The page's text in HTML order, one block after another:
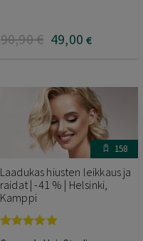
90,90€ 49,00 €
158
Laadukas hiusten leikkaus ja
raidat | -41 % | Helsinki,
Kamppi